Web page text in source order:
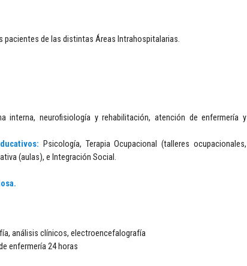
pacientes de las distintas Áreas Intrahospitalarias.
interna, neurofisiología y rehabilitación, atención de enfermería y
Psicología, Terapia Ocupacional (talleres ocupacionales,
(aulas), e Integración Social.
análisis clínicos, electroencefalografía
enfermería 24 horas